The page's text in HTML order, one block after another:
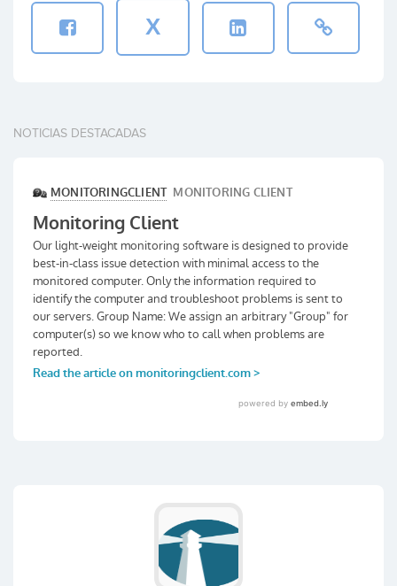
X
NOTICIAS DESTACADAS